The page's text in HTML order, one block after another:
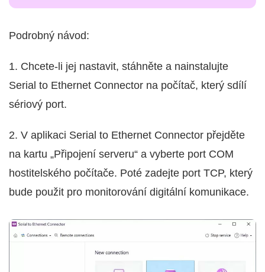
Podrobný návod:
1. Chcete-li jej nastavit, stáhněte a nainstalujte
Serial to Ethernet Connector na počítač, který sdílí
sériový port.
2. V aplikaci Serial to Ethernet Connector přejděte
na kartu „Připojení serveru“ a vyberte port COM
hostitelského počítače. Poté zadejte port TCP, který
bude použit pro monitorování digitální komunikace.